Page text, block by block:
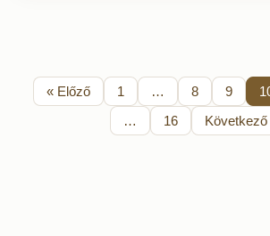
« Előző 1 … 8 9
…
16 Következő